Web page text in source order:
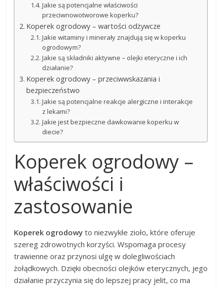
Jakie są potencjalne właściwości
przeciwnowotworowe koperku?
Koperek ogrodowy – wartości odżywcze
Jakie witaminy i minerały znajdują się w koperku
ogrodowym?
Jakie są składniki aktywne – olejki eteryczne i ich
działanie?
Koperek ogrodowy – przeciwwskazania i
bezpieczeństwo
Jakie są potencjalne reakcje alergiczne i interakcje
z lekami?
Jakie jest bezpieczne dawkowanie koperku w
diecie?
Koperek ogrodowy –
właściwości i
zastosowanie
Koperek ogrodowy to niezwykłe zioło, które oferuje
szereg zdrowotnych korzyści. Wspomaga procesy
trawienne oraz przynosi ulgę w dolegliwościach
żołądkowych. Dzięki obecności olejków eterycznych, jego
działanie przyczynia się do lepszej pracy jelit, co ma